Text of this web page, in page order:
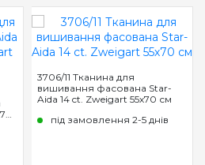
3706/11 Тканина для
вишивання фасована Star-
Aida 14 ct. Zweigart 55х70 см
під замовлення 2-5 днів